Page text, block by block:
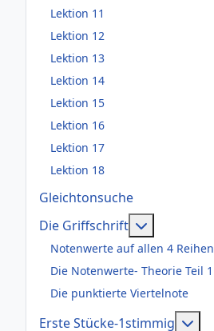
Lektion 11
Lektion 12
Lektion 13
Lektion 14
Lektion 15
Lektion 16
Lektion 17
Lektion 18
Gleichtonsuche
Die Griffschrift
Notenwerte auf allen 4 Reihen
Die Notenwerte- Theorie Teil 1
Die punktierte Viertelnote
Erste Stücke-1stimmig